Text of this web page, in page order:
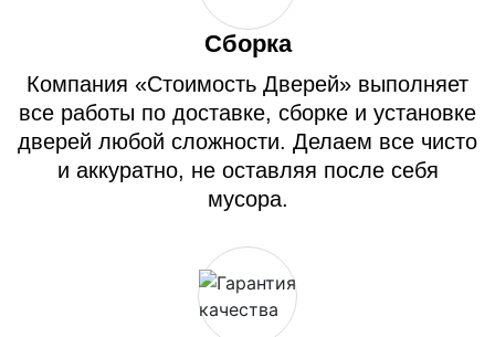
Сборка
Компания «Стоимость Дверей» выполняет
все работы по доставке, сборке и установке
дверей любой сложности. Делаем все чисто
и аккуратно, не оставляя после себя
мусора.